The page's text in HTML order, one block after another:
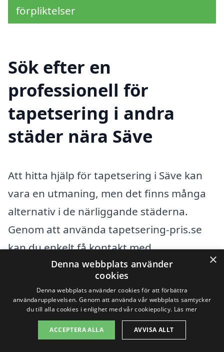
förpliktelser
Sök efter en
professionell för
tapetsering i andra
städer nära Säve
Att hitta hjälp för tapetsering i Säve kan
vara en utmaning, men det finns många
alternativ i de närliggande städerna.
Genom att använda tapetsering-pris.se
kan du enkelt få kontakt med
professionella inom branschen och få
offert på tapetseringstjänster. Här är
några städer i närheten av Säve där du
kan hitta experter inom tapetsering:
×
Denna webbplats använder
cookies
Denna webbplats använder cookies för att förbättra
användarupplevelsen. Genom att använda vår webbplats samtycker
du till alla cookies i enlighet med vår cookiepolicy. Läs mer
ACCEPTERA ALLA AVVISA ALLT